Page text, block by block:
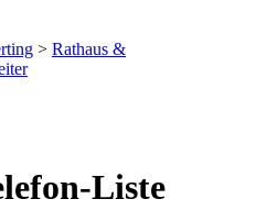
> Rathaus &
Liste